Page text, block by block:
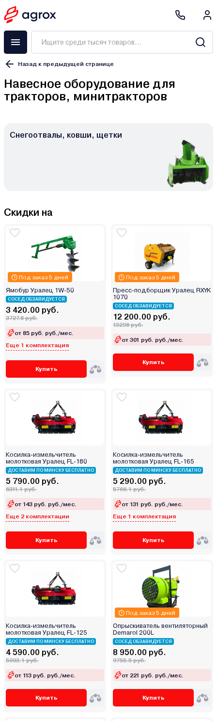
Назад к предыдущей странице
Навесное оборудование для
тракторов, минитракторов
Снегоотвалы, ковши, щетки
Скидки на
Под заказ 5 дней
Ямобур Уралец 1W-50
СОСЕД ОБЗАВИДУЕТСЯ
3 420.00 руб.
3727.8 руб.
от 85 руб. руб./мес.
Еще 1 комплектация
Купить
Под заказ 5 дней
Пресс-подборщик Уралец RXYK
1070
СОСЕД ОБЗАВИДУЕТСЯ
12 200.00 руб.
13298 руб.
от 301 руб. руб./мес.
Купить
Косилка-измельчитель
молотковая Уралец FL-180
ДОСТАВИМ ПО МИНСКУ БЕСПЛАТНО
5 790.00 руб.
6311.1 руб.
от 143 руб. руб./мес.
Еще 2 комплектации
Купить
Косилка-измельчитель
молотковая Уралец FL-165
ДОСТАВИМ ПО МИНСКУ БЕСПЛАТНО
5 290.00 руб.
5766.1 руб.
от 131 руб. руб./мес.
Еще 1 комплектация
Купить
Косилка-измельчитель
молотковая Уралец FL-125
ДОСТАВИМ ПО МИНСКУ БЕСПЛАТНО
4 590.00 руб.
5003.1 руб.
от 113 руб. руб./мес.
Купить
Под заказ 5 дней
Опрыскиватель вентиляторный
Demarol 200L
СОСЕД ОБЗАВИДУЕТСЯ
8 950.00 руб.
9755.5 руб.
от 221 руб. руб./мес.
Купить